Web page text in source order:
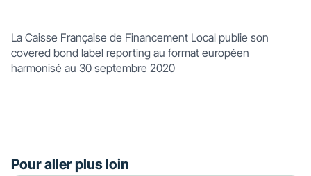
La Caisse Française de Financement Local publie son
covered bond label reporting au format européen
harmonisé au 30 septembre 2020
Pour aller plus loin